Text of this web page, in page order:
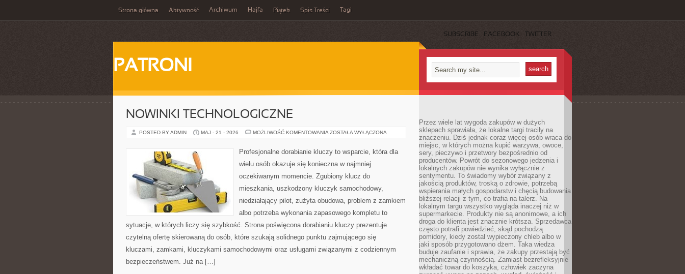
Strona główna Aktywność Archiwum Hajfa Piątek Spis Treści Tagi
SUBSCRIBE FACEBOOK TWITTER
PATRONI
NOWINKI TECHNOLOGICZNE
POSTED BY ADMIN MAJ - 21 - 2026 MOŻLIWOŚĆ KOMENTOWANIA NOWINKI
ZOSTAŁA WYŁĄCZONA
Profesjonalne dorabianie kluczy to wsparcie, która dla
wielu osób okazuje się konieczna w najmniej
oczekiwanym momencie. Zgubiony klucz do
mieszkania, uszkodzony kluczyk samochodowy,
niedziałający pilot, zużyta obudowa, problem z zamkiem
albo potrzeba wykonania zapasowego kompletu to
sytuacje, w których liczy się szybkość. Strona poświęcona dorabianiu kluczy prezentuje
czytelną ofertę skierowaną do osób, które szukają solidnego punktu zajmującego się
kluczami, zamkami, kluczykami samochodowymi oraz usługami związanymi z codziennym
bezpieczeństwem. Już na […]
Przez wiele lat wygoda zakupów w dużych
sklepach sprawiała, że lokalne targi traciły na
znaczeniu. Dziś jednak coraz więcej osób wraca do
miejsc, w których można kupić warzywa, owoce,
sery, pieczywo i przetwory bezpośrednio od
producentów. Powrót do sezonowego jedzenia i
lokalnych zakupów nie wynika wyłącznie z
sentymentu. To świadomy wybór związany z
jakością produktów, troską o zdrowie, potrzebą
wspierania małych gospodarstw i chęcią budowania
bliższej relacji z tym, co trafia na talerz. Na
lokalnym targu wszystko wygląda inaczej niż w
supermarkecie. Produkty nie są anonimowe, a ich
droga do klienta jest znacznie krótsza. Sprzedawca
często potrafi powiedzieć, skąd pochodzą
pomidory, kiedy został wypieczony chleb albo w
jaki sposób przygotowano dżem. Taka wiedza
buduje zaufanie i sprawia, że zakupy przestają być
mechaniczną czynnością. Zamiast bezrefleksyjnie
wkładać towar do koszyka, człowiek zaczyna